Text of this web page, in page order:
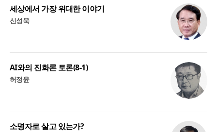
세상에서 가장 위대한 이야기
신성욱
AI와의 진화론 토론(8-1)
허정윤
소명자로 살고 있는가?